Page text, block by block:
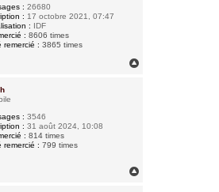
: 26680
: 17 octobre 2021, 07:47
: IDF
: 8606 times
remercié : 3865 times
: 3546
: 31 août 2024, 10:08
: 814 times
remercié : 799 times